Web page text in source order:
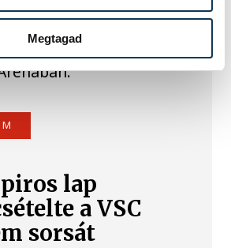
Megtagad
TC labdarúgócsapata
szombaton a Real
mérkőzésen a
lap
a VSC
sorsát